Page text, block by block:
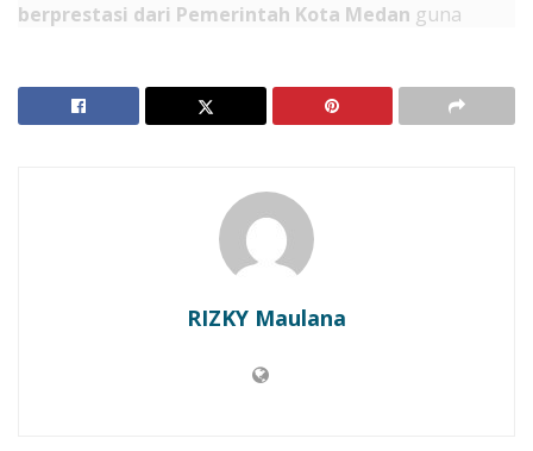
berprestasi dari Pemerintah Kota Medan guna
hingga perguruan tinggi yang memiliki catatan
anak sejak semester awal sekarang. Kesiapan berkas
yang lengkap akan memperbesar peluang anak Anda
masuk dalam daftar penerima bantuan dana tersebut.
Langkah awal adalah memantau pengumuman resmi
Kota Medan setiap minggu. Selain itu, Anda wajib
RIZKY Maulana